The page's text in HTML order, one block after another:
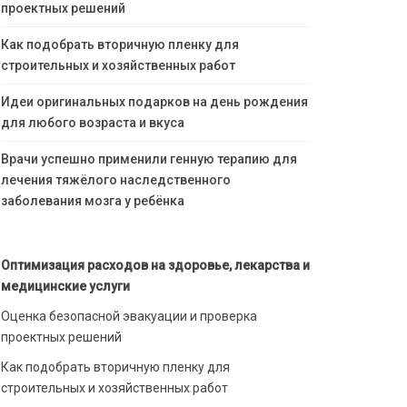
проектных решений
Как подобрать вторичную пленку для
строительных и хозяйственных работ
Идеи оригинальных подарков на день рождения
для любого возраста и вкуса
Врачи успешно применили генную терапию для
лечения тяжёлого наследственного
заболевания мозга у ребёнка
Оптимизация расходов на здоровье, лекарства и
медицинские услуги
Оценка безопасной эвакуации и проверка
проектных решений
Как подобрать вторичную пленку для
строительных и хозяйственных работ